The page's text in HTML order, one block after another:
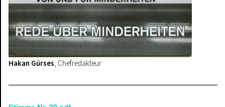
Hakan Gürses , Chefredakteur